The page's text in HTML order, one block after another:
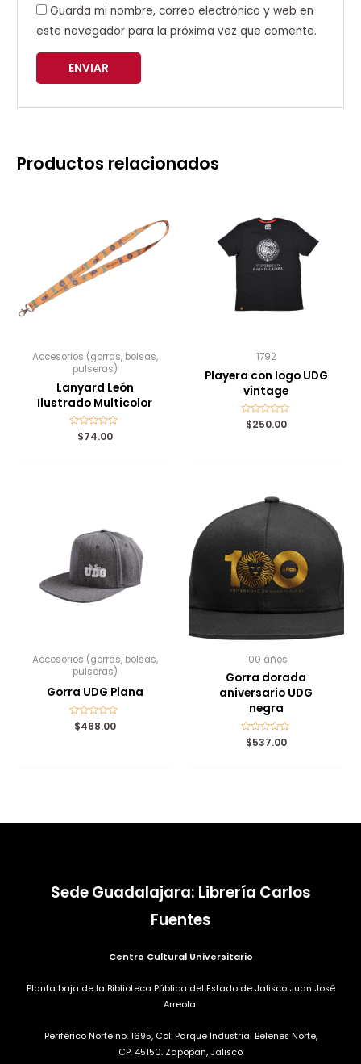
Guarda mi nombre, correo electrónico y web en
este navegador para la próxima vez que comente.
Productos relacionados
Accesorios (gorras, bolsas,
pulseras)
Lanyard León
Ilustrado Multicolor
Valorado
con
$74.00
1792
Playera con logo UDG
vintage
Valorado
con
$250.00
Accesorios (gorras, bolsas,
pulseras)
Gorra UDG Plana
Valorado
con
$468.00
100 años
Gorra dorada
aniversario UDG
negra
Valorado
con
$537.00
Sede Guadalajara: Librería Carlos
Fuentes
Centro Cultural Universitario
Planta baja de la Biblioteca Pública del Estado de Jalisco Juan José
Arreola.
Periférico Norte no. 1695, Col. Parque Industrial Belenes Norte,
CP. 45150. Zapopan, Jalisco